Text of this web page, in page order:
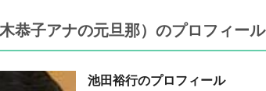
恭子アナの元旦那）のプロフィール
池田裕行のプロフィール